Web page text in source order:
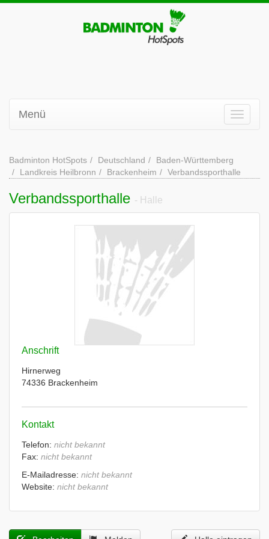
Menü
Badminton HotSpots Deutschland
Baden-Württemberg
Landkreis Heilbronn
Brackenheim Verbandssporthalle
Verbandssporthalle - Halle
Anschrift
Hirnerweg
74336 Brackenheim
Kontakt
Telefon: nicht bekannt
Fax: nicht bekannt
E-Mailadresse: nicht bekannt
Website: nicht bekannt